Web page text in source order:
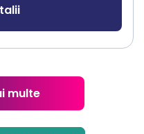
multe